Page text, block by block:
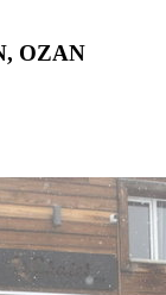
OZAN